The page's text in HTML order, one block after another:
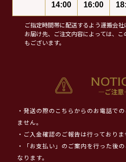
14:00
16:00
ご指定時間帯に配送するよう運搬会社
お届け先、ご注文内容によっては、
もございます。
・発送の際のこちらからのお電話で
ません。
・ご入金確認のご報告は行っておりま
・「お支払い」のご案内を行った後
なります。